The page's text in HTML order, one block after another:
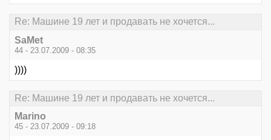
Re: Машине 19 лет и продавать не хочется...
SaMet
44 - 23.07.2009 - 08:35
))))
Re: Машине 19 лет и продавать не хочется...
Marino
45 - 23.07.2009 - 09:18